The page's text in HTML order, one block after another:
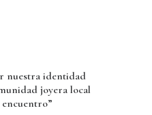
nuestra identidad
joyera local